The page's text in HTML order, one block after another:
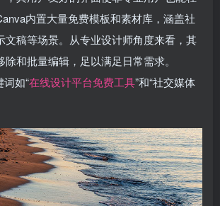
内置大量免费模板和素材库，涵盖社
文稿等场景。从专业设计师角度来看，其
和批量编辑，足以满足日常需求。
如“在线设计平台免费工具”和“社交媒体